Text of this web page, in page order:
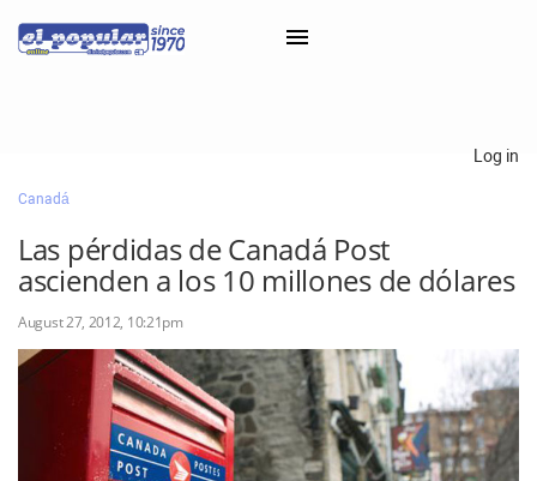
Classifieds
Categorías
×
Log in
Canadá
Las pérdidas de Canadá Post
ascienden a los 10 millones de dólares
August 27, 2012, 10:21pm